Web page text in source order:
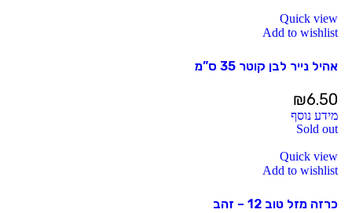
Quick view
Add to wishlist
אהיל נייר לבן קוטר 35 ס”מ
₪6.50
מידע נוסף
Sold out
Quick view
Add to wishlist
כרזה מזל טוב 12 – זהב